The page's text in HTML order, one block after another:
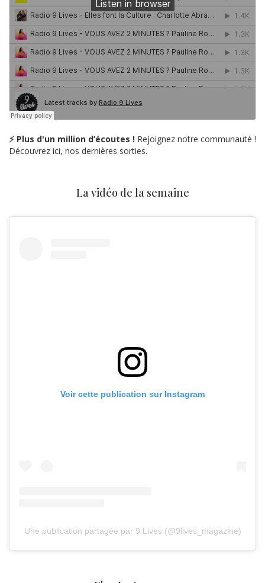
⚡ Plus d'un million d’écoutes ! Rejoignez notre communauté !
Découvrez ici, nos dernières sorties.
La vidéo de la semaine
Voir cette publication sur Instagram
Une publication partagée par 9 Lives (@9lives_magazine)